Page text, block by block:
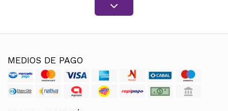
MEDIOS DE PAGO